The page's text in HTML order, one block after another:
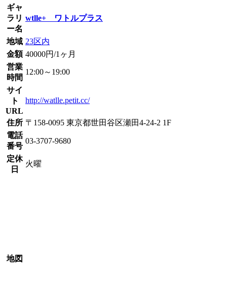
ギャ
ラリ
ー名
wtlle+ ワトルプラス
地域 23区内
金額 40000円/1ヶ月
営業
時間
12:00～19:00
サイ
ト
URL
http://watlle.petit.cc/
住所 〒158-0095 東京都世田谷区瀬田4-24-2 1F
電話
番号
03-3707-9680
定休
日
火曜
地図